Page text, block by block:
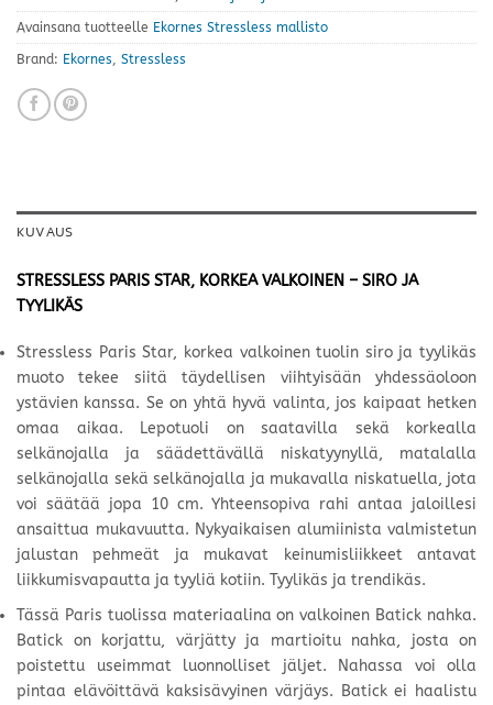
Avainsana tuotteelle Ekornes Stressless mallisto
Brand: Ekornes, Stressless
KUVAUS
STRESSLESS PARIS STAR, KORKEA VALKOINEN – SIRO JA
TYYLIKÄS
Stressless Paris Star, korkea valkoinen tuolin siro ja tyylikäs
muoto tekee siitä täydellisen viihtyisään yhdessäoloon
ystävien kanssa. Se on yhtä hyvä valinta, jos kaipaat hetken
omaa aikaa. Lepotuoli on saatavilla sekä korkealla
selkänojalla ja säädettävällä niskatyynyllä, matalalla
selkänojalla sekä selkänojalla ja mukavalla niskatuella, jota
voi säätää jopa 10 cm. Yhteensopiva rahi antaa jaloillesi
ansaittua mukavuutta. Nykyaikaisen alumiinista valmistetun
jalustan pehmeät ja mukavat keinumisliikkeet antavat
liikkumisvapautta ja tyyliä kotiin. Tyylikäs ja trendikäs.
Tässä Paris tuolissa materiaalina on valkoinen Batick nahka.
Batick on korjattu, värjätty ja martioitu nahka, josta on
poistettu useimmat luonnolliset jäljet. Nahassa voi olla
pintaa elävöittävä kaksisävyinen värjäys. Batick ei haalistu